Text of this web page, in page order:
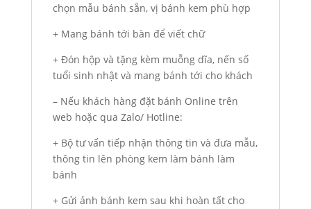
chọn mẫu bánh sẵn, vị bánh kem phù hợp
+ Mang bánh tới bàn để viết chữ
+ Đón hộp và tặng kèm muỗng dĩa, nến số
tuổi sinh nhật và mang bánh tới cho khách
– Nếu khách hàng đặt bánh Online trên
web hoặc qua Zalo/ Hotline:
+ Bộ tư vấn tiếp nhận thông tin và đưa mẫu,
thông tin lên phòng kem làm bánh làm
bánh
+ Gửi ảnh bánh kem sau khi hoàn tất cho